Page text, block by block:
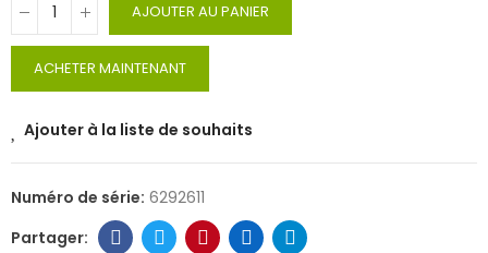
AJOUTER AU PANIER
ACHETER MAINTENANT
Ajouter à la liste de souhaits
Numéro de série: 6292611